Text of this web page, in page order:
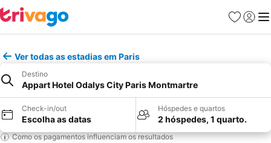
Favoritos
Iniciar
Ver todas as estadias em Paris
Destino
Appart Hotel Odalys City Paris Montmartre
Check-in/out
Escolha as datas
Hóspedes e quartos
2 hóspedes, 1 quarto.
Como os pagamentos influenciam os resultados